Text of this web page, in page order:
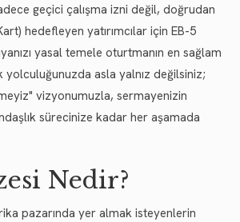
geçici çalışma izni değil, doğrudan
hedefleyen yatırımcılar için EB-5
yasal temele oturtmanın en sağlam
asla yalnız değilsiniz;
vizyonumuzla, sermayenizin
sürecinize kadar her aşamada
Nedir?
pazarında yer almak isteyenlerin